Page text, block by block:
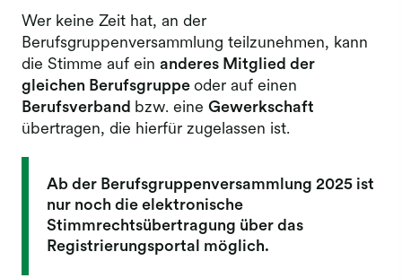
Wer keine Zeit hat, an der
Berufsgruppenversammlung teilzunehmen, kann
die Stimme auf ein anderes Mitglied der
gleichen Berufsgruppe oder auf einen
Berufsverband bzw. eine Gewerkschaft
übertragen, die hierfür zugelassen ist.
Ab der Berufsgruppenversammlung 2025 ist
nur noch die elektronische
Stimmrechtsübertragung über das
Registrierungsportal möglich.